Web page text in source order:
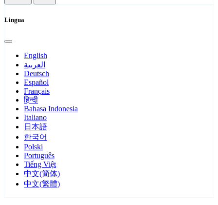
Lingua
English
العربية
Deutsch
Español
Français
हिन्दी
Bahasa Indonesia
Italiano
日本語
한국어
Polski
Português
Tiếng Việt
中文(简体)
中文(繁體)